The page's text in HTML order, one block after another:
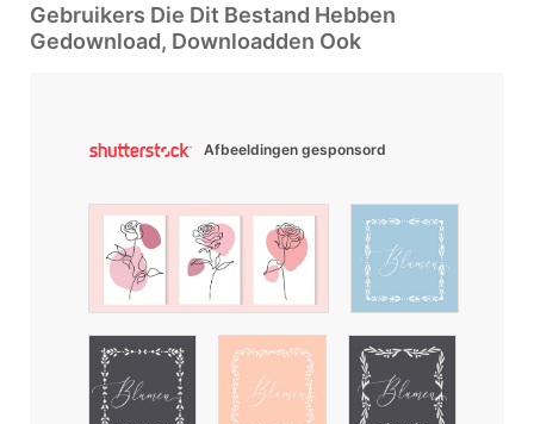
Gebruikers Die Dit Bestand Hebben
Gedownload, Downloadden Ook
Afbeeldingen gesponsord